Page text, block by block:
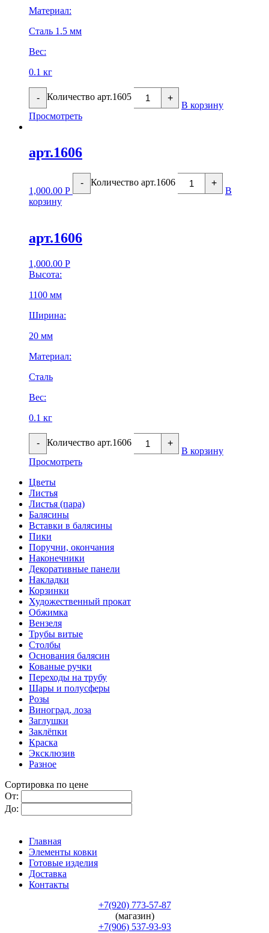
Материал:
Сталь 1.5 мм
Вес:
0.1 кг
- Количество арт.1605 +
В корзину
Просмотреть
арт.1606
1,000.00 Р
- Количество арт.1606 +
В
корзину
арт.1606
1,000.00 Р
Высота:
1100 мм
Ширина:
20 мм
Материал:
Сталь
Вес:
0.1 кг
- Количество арт.1606 +
В корзину
Просмотреть
Цветы
Листья
Листья (пара)
Балясины
Вставки в балясины
Пики
Поручни, окончания
Наконечники
Декоративные панели
Накладки
Корзинки
Художественный прокат
Обжимка
Вензеля
Трубы витые
Столбы
Основания балясин
Кованые ручки
Переходы на трубу
Шары и полусферы
Розы
Виноград, лоза
Заглушки
Заклёпки
Краска
Эксклюзив
Разное
Сортировка по цене
От:
До:
Главная
Элементы ковки
Готовые изделия
Доставка
Контакты
+7(920) 773-57-87
(магазин)
+7(906) 537-93-93